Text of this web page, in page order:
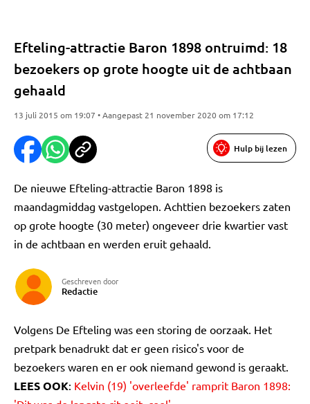
Efteling-attractie Baron 1898 ontruimd: 18
bezoekers op grote hoogte uit de achtbaan
gehaald
13 juli 2015 om 19:07 • Aangepast 21 november 2020 om 17:12
Hulp bij lezen
De nieuwe Efteling-attractie Baron 1898 is
maandagmiddag vastgelopen. Achttien bezoekers zaten
op grote hoogte (30 meter) ongeveer drie kwartier vast
in de achtbaan en werden eruit gehaald.
Geschreven door
Redactie
Volgens De Efteling was een storing de oorzaak. Het
pretpark benadrukt dat er geen risico's voor de
bezoekers waren en er ook niemand gewond is geraakt.
LEES OOK: Kelvin (19) 'overleefde' ramprit Baron 1898: